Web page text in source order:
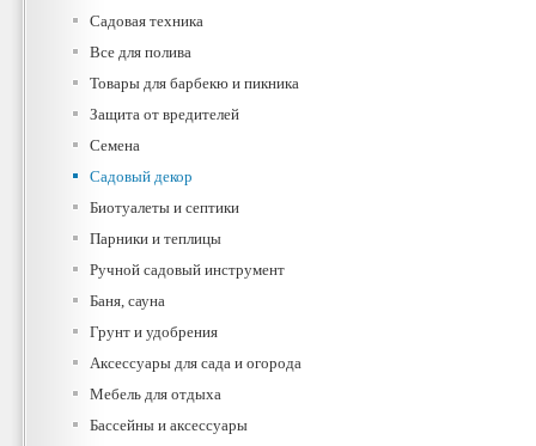
Садовая техника
Все для полива
Товары для барбекю и пикника
Защита от вредителей
Семена
Садовый декор
Биотуалеты и септики
Парники и теплицы
Ручной садовый инструмент
Баня, сауна
Грунт и удобрения
Аксессуары для сада и огорода
Мебель для отдыха
Бассейны и аксессуары